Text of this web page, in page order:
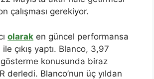
çalışması gerekiyor.
olarak en güncel performansa
çıkış yaptı. Blanco, 3,97
gösterme konusunda biraz
derledi. Blanco’nun üç yıldan